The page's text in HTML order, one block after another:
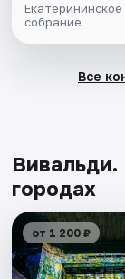
Екатерининское
собрание
Все
Вивальди.
городах
от 1 200 ₽